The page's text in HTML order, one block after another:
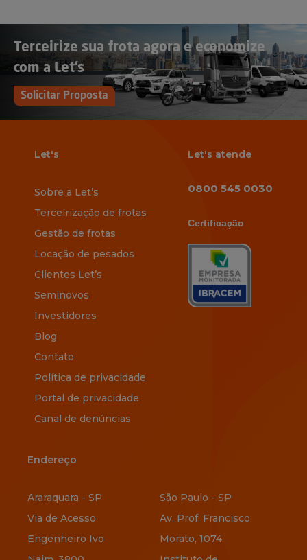
Terceirize sua frota agora e economize
com a Let’s
Solicitar Proposta
Let's
Sobre a Let’s
Terceirização de frotas
Gestão de frotas
Locação de pesados
Clientes Let’s
Seminovos
Investidores
Blog
Contato
Política de privacidade
Portal de privacidade
Canal de denúncias
Let's atende
0800 545 0030
Certificação
Endereço
Araraquara - SP
Via de Acesso
Engenheiro Ivo
São Paulo - SP
Av. Prof. Francisco
Morato, 1074